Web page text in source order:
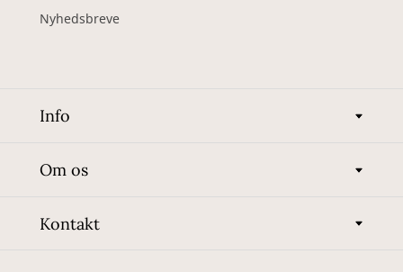
Nyhedsbreve
Info
Om os
Kontakt